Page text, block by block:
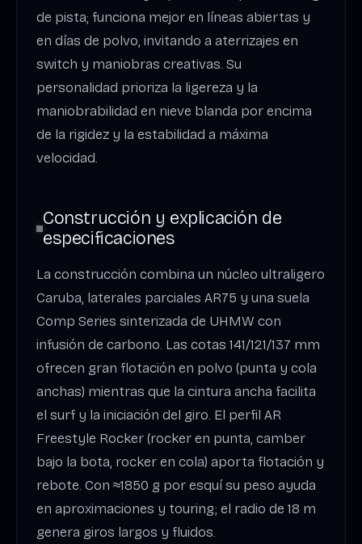
de pista; funciona mejor en líneas abiertas y
en días de polvo, invitando a aterrizajes en
switch y maniobras creativas. Su
personalidad prioriza la ligereza y la
maniobrabilidad en nieve blanda por encima
de la rigidez y la estabilidad a máxima
velocidad.
Construcción y explicación de
especificaciones
La construcción combina un núcleo ultraligero
Caruba, laterales parciales AR75 y una suela
Comp Series sinterizada de UHMW con
infusión de carbono. Las cotas 141/121/137 mm
ofrecen gran flotación en polvo (punta y cola
anchas) mientras que la cintura ancha facilita
el surf y la iniciación del giro. El perfil AR
Freestyle Rocker (rocker en punta, camber
bajo la bota, rocker en cola) aporta flotación y
rebote. Con ≈1850 g por esquí su peso ayuda
en aproximaciones y touring; el radio de 18 m
genera giros largos y fluidos.